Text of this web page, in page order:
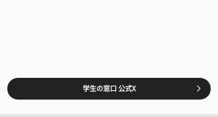
学生の窓口 公式X